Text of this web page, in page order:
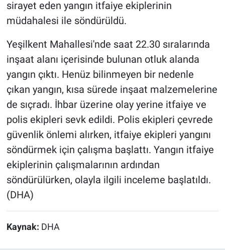
sirayet eden yangın itfaiye ekiplerinin
müdahalesi ile söndürüldü.
Yeşilkent Mahallesi'nde saat 22.30 sıralarında
inşaat alanı içerisinde bulunan otluk alanda
yangın çıktı. Henüz bilinmeyen bir nedenle
çıkan yangın, kısa sürede inşaat malzemelerine
de sıçradı. İhbar üzerine olay yerine itfaiye ve
polis ekipleri sevk edildi. Polis ekipleri çevrede
güvenlik önlemi alırken, itfaiye ekipleri yangını
söndürmek için çalışma başlattı. Yangın itfaiye
ekiplerinin çalışmalarının ardından
söndürülürken, olayla ilgili inceleme başlatıldı.
(DHA)
Kaynak: DHA